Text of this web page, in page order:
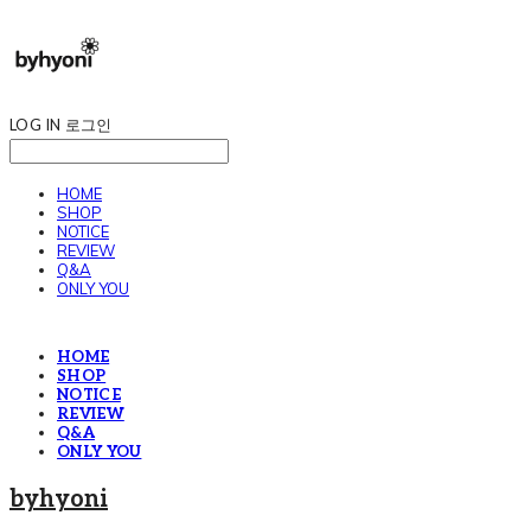
LOG IN 로그인
HOME
SHOP
NOTICE
REVIEW
Q&A
ONLY YOU
HOME
SHOP
NOTICE
REVIEW
Q&A
ONLY YOU
byhyoni